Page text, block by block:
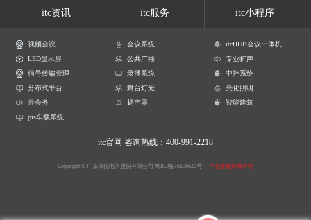
itc资讯 itc服务 itc小程序
视频会议 会议系统
itcHUB会议一体机
LED显示屏
公共广播
专业扩声
信号传输管理
录播系统
中控系统
分布式平台
舞台灯光
亮化照明
云会务
扬声器
智能建筑
pis车载系统
itc官网 咨询热线：400-991-2218
Copyright © 广东保伦电子股份有限公司 粤ICP备16106620号 产品参数解释声明